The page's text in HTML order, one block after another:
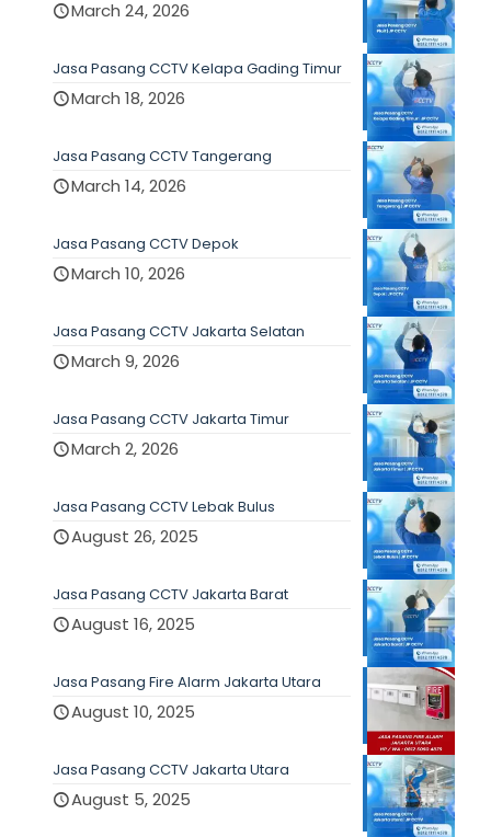
March 24, 2026
Jasa Pasang CCTV Kelapa Gading Timur
March 18, 2026
Jasa Pasang CCTV Tangerang
March 14, 2026
Jasa Pasang CCTV Depok
March 10, 2026
Jasa Pasang CCTV Jakarta Selatan
March 9, 2026
Jasa Pasang CCTV Jakarta Timur
March 2, 2026
Jasa Pasang CCTV Lebak Bulus
August 26, 2025
Jasa Pasang CCTV Jakarta Barat
August 16, 2025
Jasa Pasang Fire Alarm Jakarta Utara
August 10, 2025
Jasa Pasang CCTV Jakarta Utara
August 5, 2025